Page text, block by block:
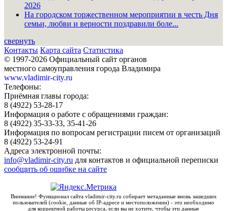
2026
На городском торжественном мероприятии в честь Дня
семьи, любви и верности поздравили боле...
свернуть
Контакты Карта сайта Статистика
© 1997-2026 Официальный сайт органов
местного самоуправления города Владимира
www.vladimir-city.ru
Телефоны:
Приёмная главы города:
8 (4922) 53-28-17
Информация о работе с обращениями граждан:
8 (4922) 35-33-33, 35-41-26
Информация по вопросам регистрации писем от организаций
8 (4922) 53-24-91
Адреса электронной почты:
info@vladimir-city.ru для контактов и официальной переписки
сообщить об ошибке на сайте
Внимание! Функционал сайта vladimir-city.ru собирает метаданные вновь зашедших
пользователей (cookie, данные об IP-адресе и местоположении) - это необходимо
для корректной работы ресурса, если вы не хотите, чтобы эти данные